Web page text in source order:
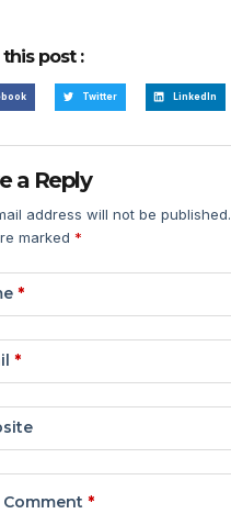
this post :
Twitter LinkedIn
a Reply
address will not be published.
marked *
*
*
*